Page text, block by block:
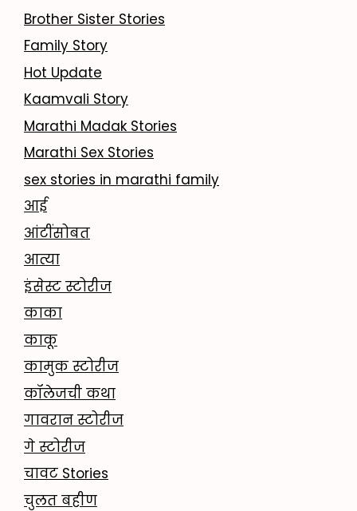
Brother Sister Stories
Family Story
Hot Update
Kaamvali Story
Marathi Madak Stories
Marathi Sex Stories
sex stories in marathi family
आई
आंटींसोबत
आत्या
इंसेस्ट स्टोरीज
काका
काकू
कामुक स्टोरीज
कॉलेजची कथा
गावरान स्टोरीज
गे स्टोरीज
चावट Stories
चुलत बहीण